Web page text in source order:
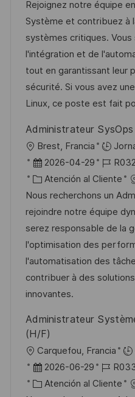
a
c
i
ó
n
h
a
d
e
p
u
b
i
c
a
c
i
ó
n
d
e
e
m
p
l
e
t
e
g
o
r
a
Rejoignez notre équipe
Système et contribuez à
systèmes critiques.
l'intégration et de
tout en garantissant leur
sécurité. Si vous avez
Linux, ce poste est fait
Administrateur
U
b
c
a
c
i
ó
n
Brest, Francia
F
e
c
h
a
d
e
p
u
l
a
2026-04-29
I
D
d
e
e
m
p
l
C
a
t
e
g
o
r
í
Atención al Cliente
Nous recherchons un
rejoindre notre équipe
serez responsable de la
l'optimisation des
l'automatisation des
contribuer à des
innovantes.
Administrateur
(H/F)
U
b
Carquefou, Francia
F
e
2026-06-29
I
D
C Atención al Cliente